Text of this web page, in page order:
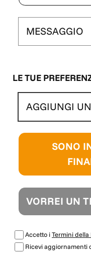
MESSAGGIO
LE TUE
AGGIUNGI
SONO
VORREI UN
Accetto iTermini della
Ricevi aggiornamenti